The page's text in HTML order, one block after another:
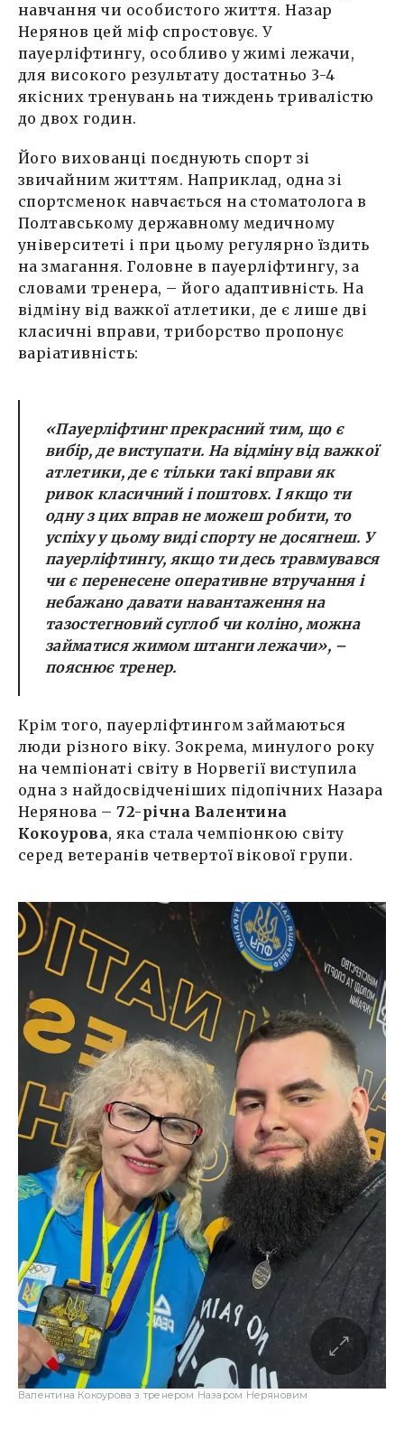
навчання чи особистого життя. Назар
Нерянов цей міф спростовує. У
пауерліфтингу, особливо у жимі лежачи,
для високого результату достатньо 3-4
якісних тренувань на тиждень тривалістю
до двох годин.
Його вихованці поєднують спорт зі
звичайним життям. Наприклад, одна зі
спортсменок навчається на стоматолога в
Полтавському державному медичному
університеті і при цьому регулярно їздить
на змагання. Головне в пауерліфтингу, за
словами тренера, – його адаптивність. На
відміну від важкої атлетики, де є лише дві
класичні вправи, триборство пропонує
варіативність:
«Пауерліфтинг прекрасний тим, що є
вибір, де виступати. На відміну від важкої
атлетики, де є тільки такі вправи як
ривок класичний і поштовх. І якщо ти
одну з цих вправ не можеш робити, то
успіху у цьому виді спорту не досягнеш. У
пауерліфтингу, якщо ти десь травмувався
чи є перенесене оперативне втручання і
небажано давати навантаження на
тазостегновий суглоб чи коліно, можна
займатися жимом штанги лежачи», –
пояснює тренер.
Крім того, пауерліфтингом займаються
люди різного віку. Зокрема, минулого року
на чемпіонаті світу в Норвегії виступила
одна з найдосвідченіших підопічних Назара
Нерянова –72-річна Валентина
Кокоурова, яка стала чемпіонкою світу
серед ветеранів четвертої вікової групи.
Валентина Кокоурова з тренером Назаром Неряновим